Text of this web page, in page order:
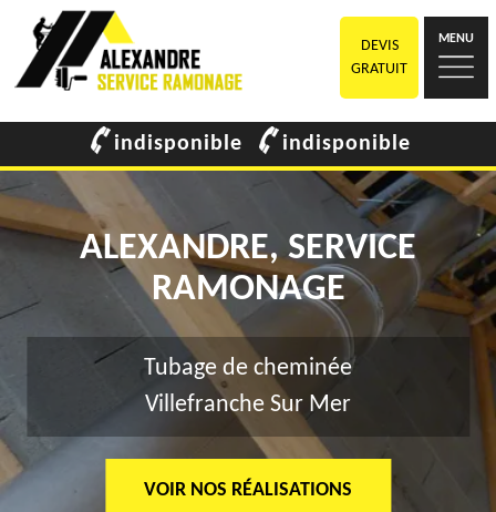
DEVIS
GRATUIT
MENU
indisponible indisponible
ALEXANDRE, SERVICE
RAMONAGE
Tubage de cheminée
Villefranche Sur Mer
VOIR NOS RÉALISATIONS